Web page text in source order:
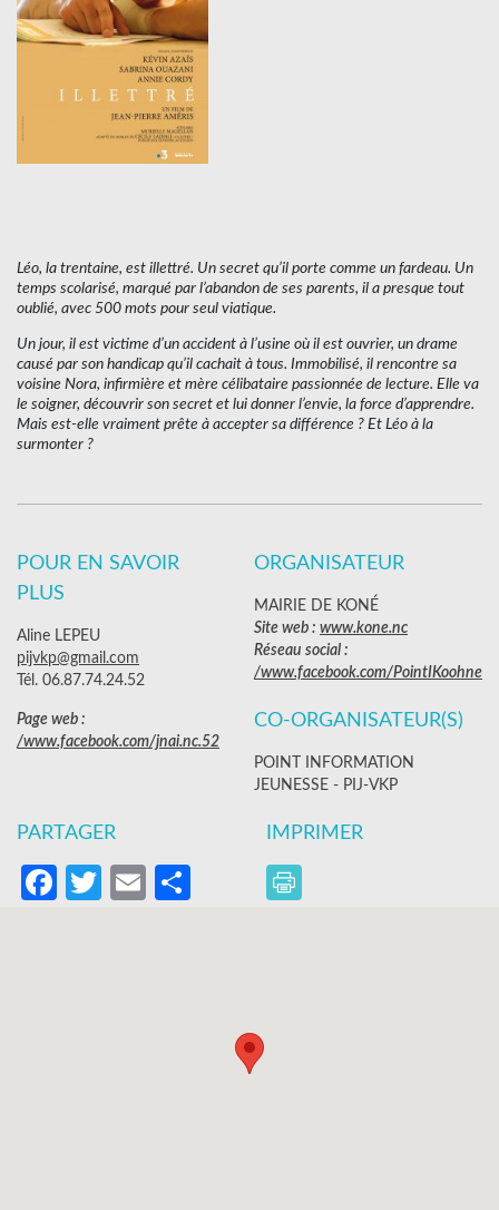
Léo, la trentaine, est illettré. Un secret qu’il porte comme un fardeau. Un
temps scolarisé, marqué par l’abandon de ses parents, il a presque tout
oublié, avec 500 mots pour seul viatique.
Un jour, il est victime d’un accident à l’usine où il est ouvrier, un drame
causé par son handicap qu’il cachait à tous. Immobilisé, il rencontre sa
voisine Nora, infirmière et mère célibataire passionnée de lecture. Elle va
le soigner, découvrir son secret et lui donner l’envie, la force d’apprendre.
Mais est-elle vraiment prête à accepter sa différence ? Et Léo à la
surmonter ?
POUR EN SAVOIR
PLUS
Aline LEPEU
pijvkp@gmail.com
Tél. 06.87.74.24.52
Page web :
/www.facebook.com/jnai.nc.52
ORGANISATEUR
MAIRIE DE KONÉ
Site web : www.kone.nc
Réseau social :
/www.facebook.com/PointIKoohne
CO-ORGANISATEUR(S)
POINT INFORMATION
JEUNESSE - PIJ-VKP
PARTAGER
Facebook
Twitter
EmailPartager
IMPRIMER